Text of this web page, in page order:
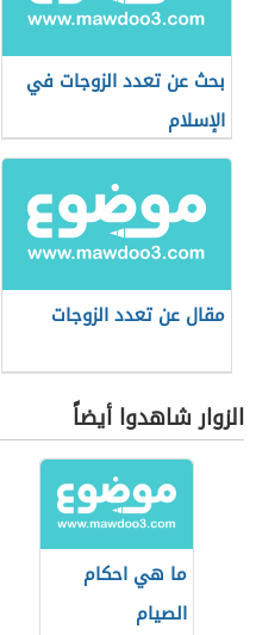
بحث عن تعدد الزوجات في
الإسلام
مقال عن تعدد الزوجات
الزوار شاهدوا أيضاً
ما هي احكام
الصيام